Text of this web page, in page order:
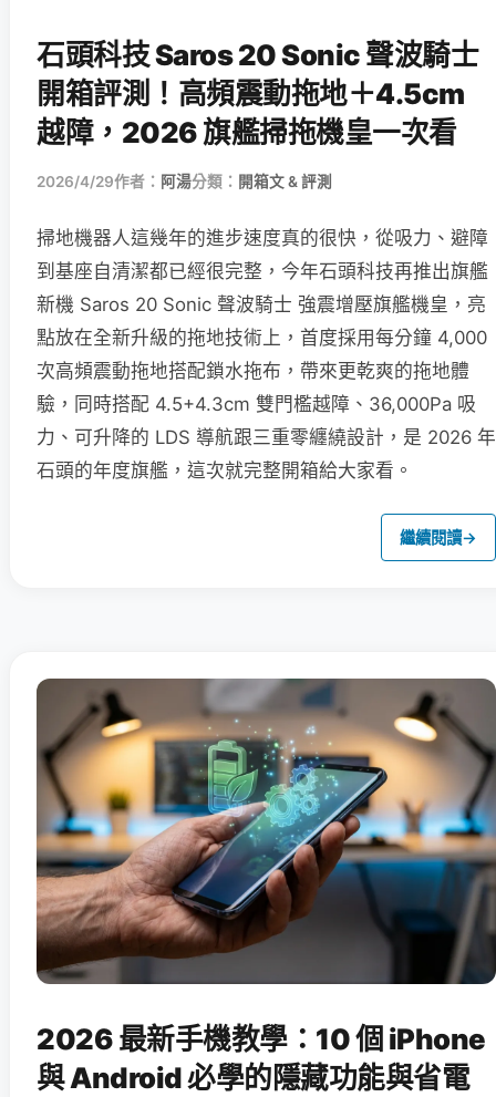
石頭科技 Saros 20 Sonic 聲波騎士
開箱評測！高頻震動拖地＋4.5cm
越障，2026 旗艦掃拖機皇一次看
2026/4/29作者： 阿湯分類： 開箱文 & 評測
掃地機器人這幾年的進步速度真的很快，從吸力、避障
到基座自清潔都已經很完整，今年石頭科技再推出旗艦
新機 Saros 20 Sonic 聲波騎士 強震增壓旗艦機皇，亮
點放在全新升級的拖地技術上，首度採用每分鐘 4,000
次高頻震動拖地搭配鎖水拖布，帶來更乾爽的拖地體
驗，同時搭配 4.5+4.3cm 雙門檻越障、36,000Pa 吸
力、可升降的 LDS 導航跟三重零纏繞設計，是 2026 年
石頭的年度旗艦，這次就完整開箱給大家看。
繼續閱讀→
2026 最新手機教學：10 個 iPhone
與 Android 必學的隱藏功能與省電